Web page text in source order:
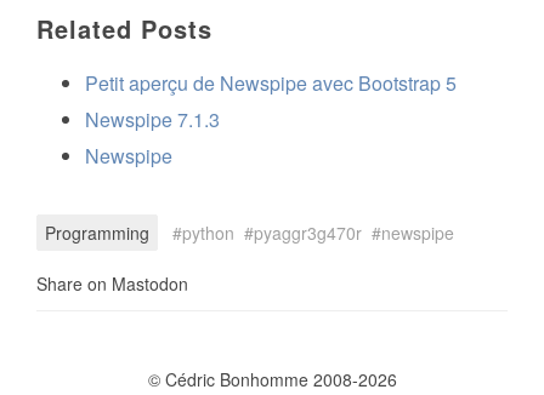
Related Posts
Petit aperçu de Newspipe avec Bootstrap 5
Newspipe 7.1.3
Newspipe
Programming python pyaggr3g470r newspipe
Share on Mastodon
© Cédric Bonhomme 2008-2026